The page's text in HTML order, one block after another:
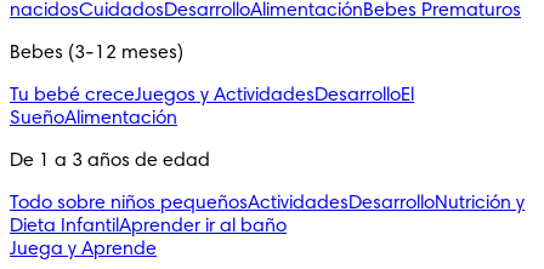
nacidosCuidadosDesarrolloAlimentaciónBebes Prematuros
Bebes (3-12 meses)
Tu bebé creceJuegos y ActividadesDesarrolloEl
SueñoAlimentación
De 1 a 3 años de edad
Todo sobre niños pequeñosActividadesDesarrolloNutrición y
Dieta InfantilAprender ir al baño
Juega y Aprende